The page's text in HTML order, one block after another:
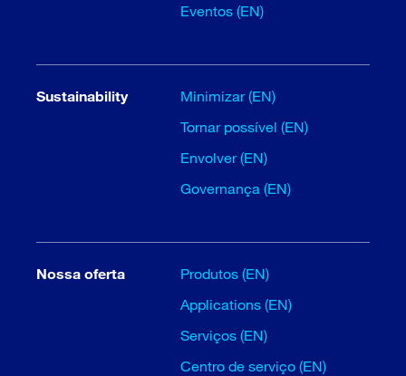
Eventos (EN)
Sustainability
Minimizar (EN)
Tornar possível (EN)
Envolver (EN)
Governança (EN)
Nossa oferta
Produtos (EN)
Applications (EN)
Serviços (EN)
Centro de serviço (EN)